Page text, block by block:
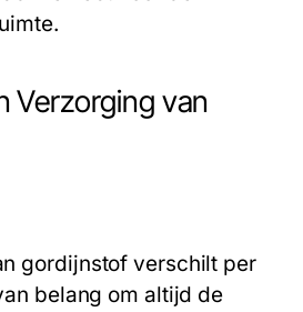
Verzorging van
gordijnstof verschilt per
belang om altijd de